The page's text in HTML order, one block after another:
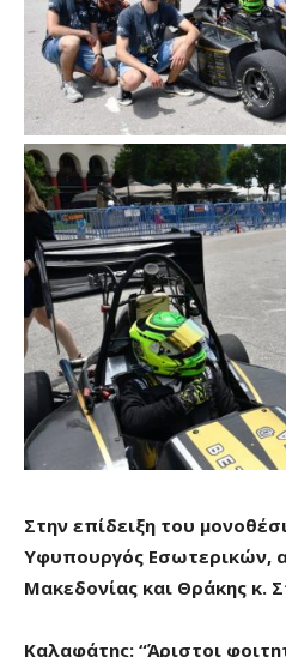
Στην επίδειξη του
Υφυπουργός Εσωτερικών,
Μακεδονίας και Θράκης κ.
Καλαφάτης: “Άριστοι